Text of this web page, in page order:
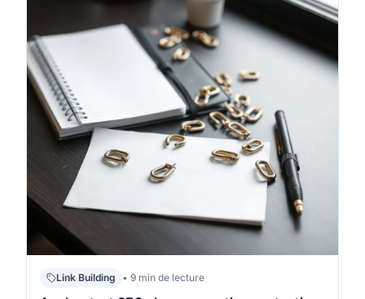
Link Building • 9 min de lecture